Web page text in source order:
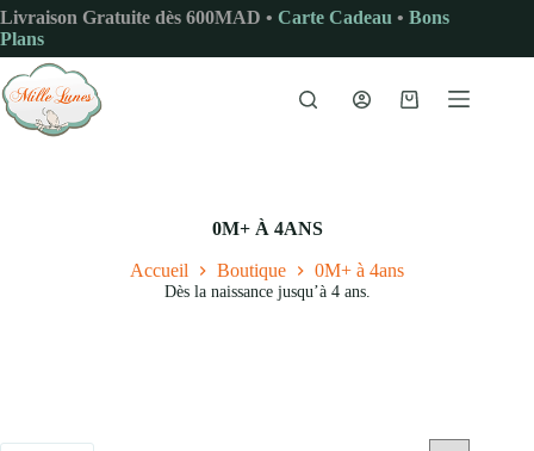
Passer
au
contenu
Livraison Gratuite dès 600MAD • Carte Cadeau • Bons
Plans
Panier
0M+ À 4ANS
Accueil Boutique 0M+ à 4ans
Dès la naissance jusqu’à 4 ans.